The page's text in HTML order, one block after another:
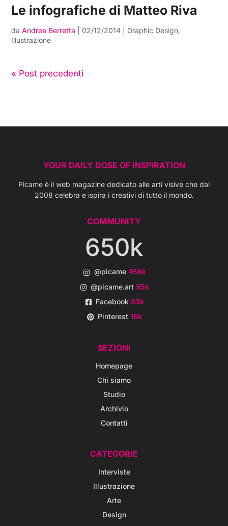
Le infografiche di Matteo Riva
daAndrea Berretta 02/12/2014 Graphic Design,
Illustrazione
« Post precedenti
YOUR DAILY DOSE OF INSPIRATION
Picame è il web magazine dedicato alle arti visive che dal
2008 celebra e ispira i creativi di tutto il mondo.
COMMUNITY
650k
@picame 456k
@picame.art95k
Facebook83k
Pinterest16k
SEZIONI
Homepage
Chi siamo
Studio
Archivio
Contatti
CATEGORIE
Interviste
Illustrazione
Arte
Design